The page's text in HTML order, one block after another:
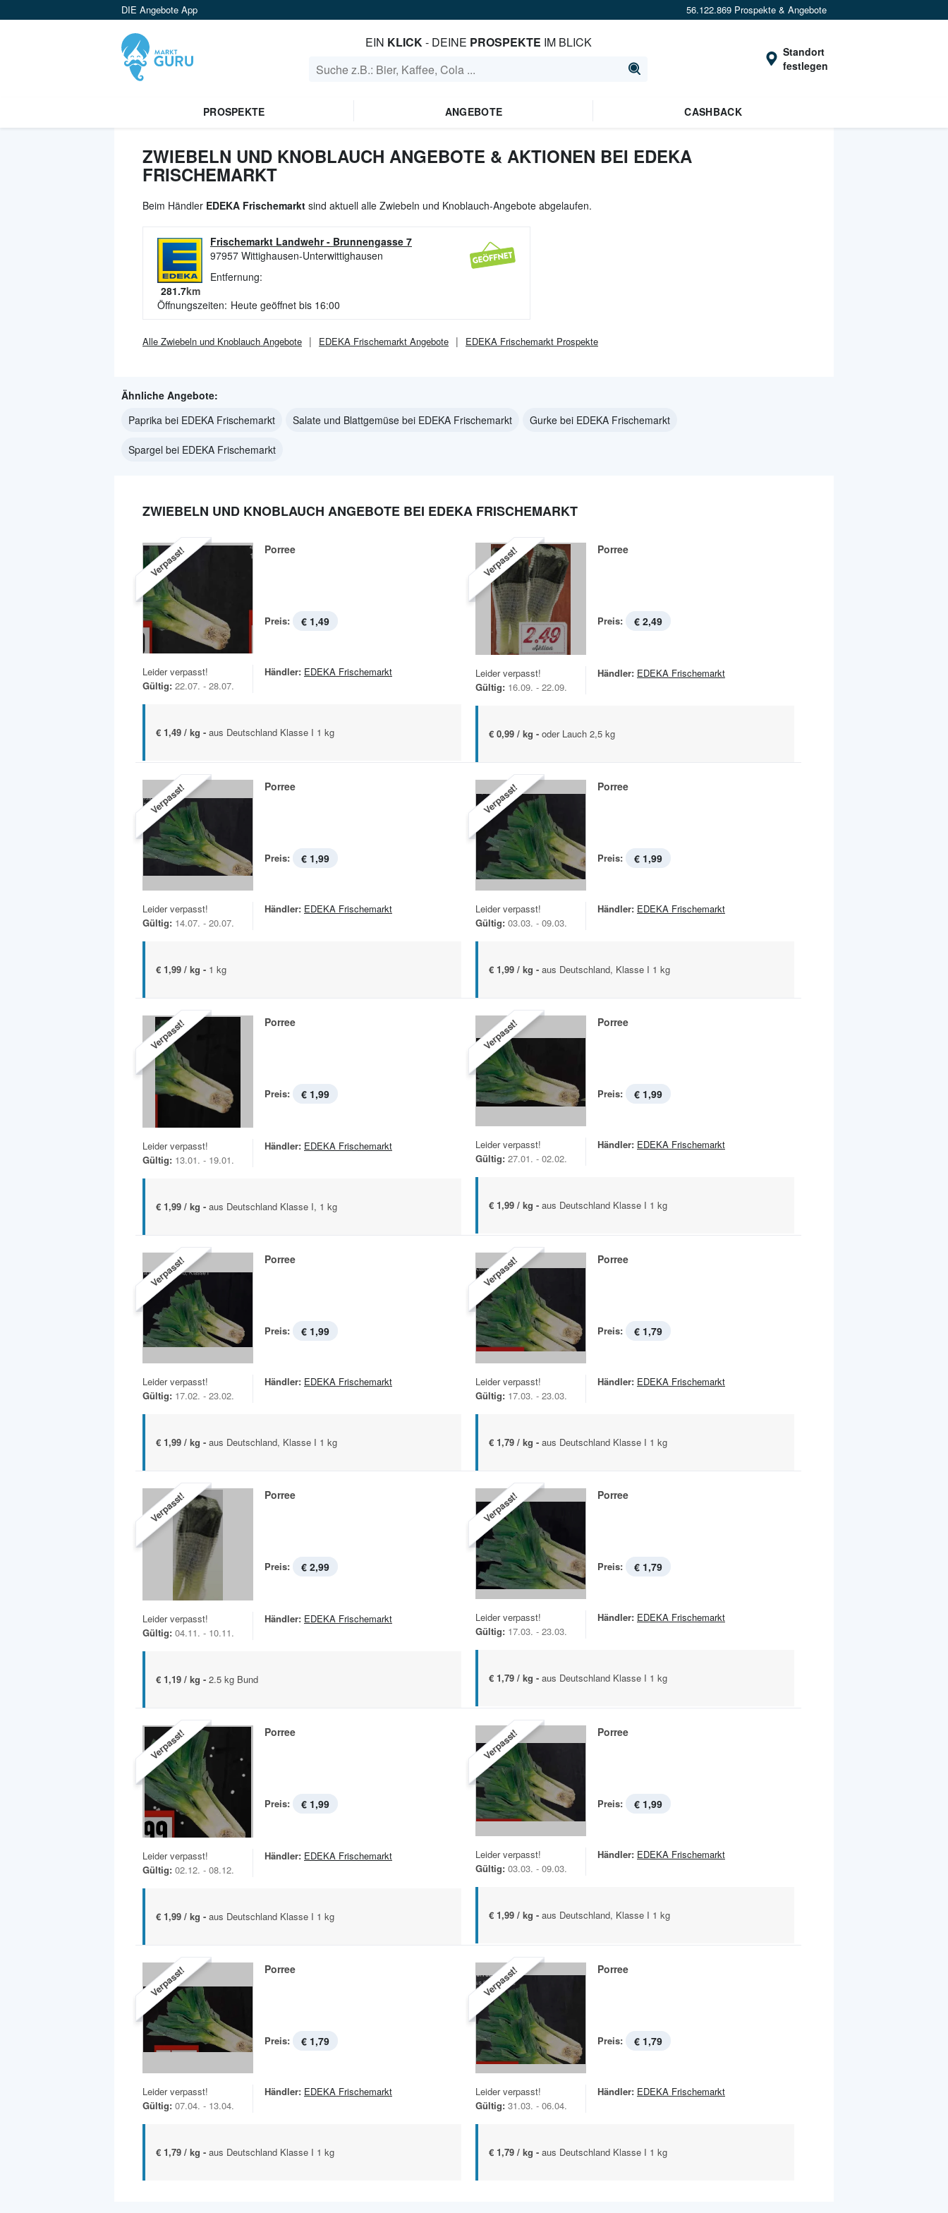
DIE Angebote App 56.122.869 Prospekte & Angebote
EIN KLICK- DEINE PROSPEKTE IM BLICK
Standort
festlegen
PROSPEKTE ANGEBOTE CASHBACK
ZWIEBELN UND KNOBLAUCH ANGEBOTE & AKTIONEN BEI EDEKA
FRISCHEMARKT
Beim Händler EDEKA Frischemarkt sind aktuell alle Zwiebeln und Knoblauch-Angebote abgelaufen.
Frischemarkt Landwehr- Brunnengasse 7
97957 Wittighausen-Unterwittighausen
Entfernung:
281.7km
Öffnungszeiten: Heute geöffnet bis 16:00
Alle Zwiebeln und Knoblauch Angebote EDEKA Frischemarkt Angebote EDEKA Frischemarkt Prospekte
Ähnliche Angebote:
Paprika bei EDEKA Frischemarkt
Salate und Blattgemüse bei EDEKA Frischemarkt Gurke bei EDEKA Frischemarkt
Spargel bei EDEKA Frischemarkt
ZWIEBELN UND KNOBLAUCH ANGEBOTE BEI EDEKA FRISCHEMARKT
Verpasst! Porree
Preis: € 1,49
Leider verpasst!
Gültig: 22.07. - 28.07.
Händler: EDEKA Frischemarkt
€ 1,49 / kg - aus Deutschland Klasse I 1 kg
Verpasst! Porree
Preis: € 2,49
Leider verpasst!
Gültig: 16.09. - 22.09.
Händler: EDEKA Frischemarkt
€ 0,99 / kg - oder Lauch 2,5 kg
Verpasst! Porree
Preis: € 1,99
Leider verpasst!
Gültig: 14.07. - 20.07.
Händler: EDEKA Frischemarkt
€ 1,99 / kg - 1 kg
Verpasst! Porree
Preis: € 1,99
Leider verpasst!
Gültig: 03.03. - 09.03.
Händler: EDEKA Frischemarkt
€ 1,99 / kg - aus Deutschland, Klasse I 1 kg
Verpasst! Porree
Preis: € 1,99
Leider verpasst!
Gültig: 13.01. - 19.01.
Händler: EDEKA Frischemarkt
€ 1,99 / kg - aus Deutschland Klasse I, 1 kg
Verpasst! Porree
Preis: € 1,99
Leider verpasst!
Gültig: 27.01. - 02.02.
Händler: EDEKA Frischemarkt
€ 1,99 / kg - aus Deutschland Klasse I 1 kg
Verpasst! Porree
Preis: € 1,99
Leider verpasst!
Gültig: 17.02. - 23.02.
Händler: EDEKA Frischemarkt
€ 1,99 / kg - aus Deutschland, Klasse I 1 kg
Verpasst! Porree
Preis: € 1,79
Leider verpasst!
Gültig: 17.03. - 23.03.
Händler: EDEKA Frischemarkt
€ 1,79 / kg - aus Deutschland Klasse I 1 kg
Verpasst! Porree
Preis: € 2,99
Leider verpasst!
Gültig: 04.11. - 10.11.
Händler: EDEKA Frischemarkt
€ 1,19 / kg - 2.5 kg Bund
Verpasst! Porree
Preis: € 1,79
Leider verpasst!
Gültig: 17.03. - 23.03.
Händler: EDEKA Frischemarkt
€ 1,79 / kg - aus Deutschland Klasse I 1 kg
Verpasst! Porree
Preis: € 1,99
Leider verpasst!
Gültig: 02.12. - 08.12.
Händler: EDEKA Frischemarkt
€ 1,99 / kg - aus Deutschland Klasse I 1 kg
Verpasst! Porree
Preis: € 1,99
Leider verpasst!
Gültig: 03.03. - 09.03.
Händler: EDEKA Frischemarkt
€ 1,99 / kg - aus Deutschland, Klasse I 1 kg
Verpasst! Porree
Preis: € 1,79
Leider verpasst!
Gültig: 07.04. - 13.04.
Händler: EDEKA Frischemarkt
€ 1,79 / kg - aus Deutschland Klasse I 1 kg
Verpasst! Porree
Preis: € 1,79
Leider verpasst!
Gültig: 31.03. - 06.04.
Händler: EDEKA Frischemarkt
€ 1,79 / kg - aus Deutschland Klasse I 1 kg